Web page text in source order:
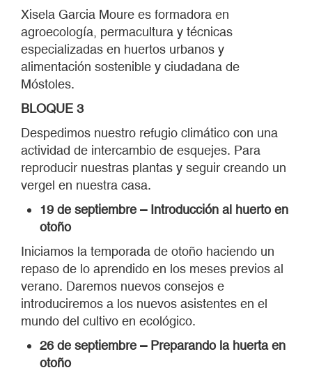
vergel en nuestra casa.
19 de septiembre – Introducción al huerto en
otoño
Iniciamos la temporada de otoño haciendo un
repaso de lo aprendido en los meses previos al
introduciremos a los nuevos asistentes en el
mundo del cultivo en ecológico.
26 de septiembre – Preparando la huerta en
Este taller práctico nos podrá manos en la tierra
preparar la tierra para la nueva plantación.
BLOQUE 4
3 de octubre – Taller de compostaje casero
No hay huerto ecológico completo si no es aquel
que busca la mejor manera de hacer su propio